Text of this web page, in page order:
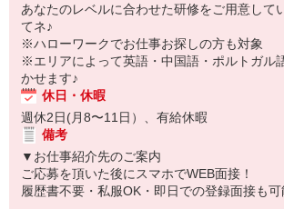
あなたのレベルに合わせた研修をご用意して
てネ♪
※ハローワークでお仕事お探しの方も対象
※エリアによって英語・中国語・ポルトガル
かせます♪
休日・休暇
週休2日(月8〜11日）、有給休暇
備考
▼お仕事紹介先のご案内
ご応募を頂いた後にスマホでWEB面接！
履歴書不要・私服OK・即日での登録面接も可